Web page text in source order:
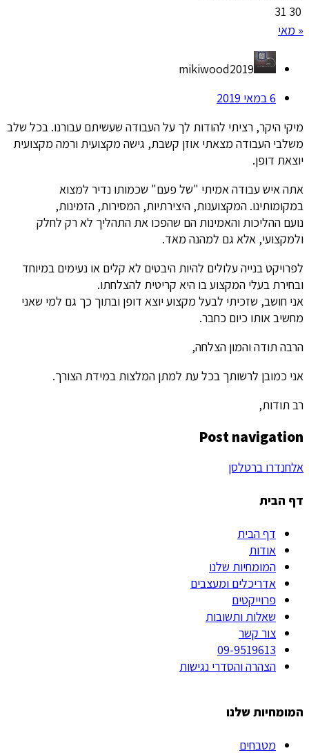
mikiwood2019
6 במאי 2019
מיקי היקר, רציתי להודות לך על העבודה שעשיתם עבורנו. בכל שלב
משלבי העבודה מצאתי אוזן קשבת, גישה מקצועית ורמה מקצועית
יוצאת דופן.
אתה איש עבודה אמיתי "של פעם" שכמותו נדיר למצוא
במקומותינו. המקצוענות, היצירתיות, המסירות, הזמינות,
נועם ההליכות והאמינות הם שהפכו את התהליך לא רק לחלק
ולמקצועי, אלא גם למהנה מאד.
לפרויקט בנייה עלולים להיות היבטים לא קלים או נעימים במיוחד
ובחירת בעלי המקצוע בו היא קריטית להצלחתו.
אני חושב, שזכיתי לבעל מקצוע יוצא דופן ובתוך כך גם למי שאני
מחשיב אותו כיום כחבר.
הרבה תודה והמון הצלחה,
אני כמובן לרשותך בכל עת למתן המלצות במידת הצורך.
רב תודות,
Post navigation
אלחנדרו ברטלסן
30
31
« מאי
המומחיות שלנו
מטבחים
דף הבית
דף הבית
אודות
המומחיות שלנו
אדריכלים ומעצבים
פרוייקטים
שאלות ותשובות
צור קשר
09-9519613
הצהרה והסדרי נגישות